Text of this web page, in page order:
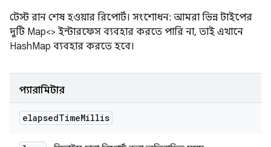
টেস্ট রান শেষ হওয়ার রিপোর্ট। সংশোধন: আমরা ভিন্ন টাইপের
দুটি Map<> ইন্টারফেস ব্যবহার করতে পারি না, তাই এখানে
HashMap ব্যবহার করতে হবে।
প্যারামিটার
elapsedTimeMillis